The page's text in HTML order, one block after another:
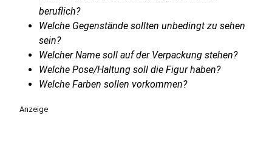
beruflich?
Welche Gegenstände sollten unbedingt zu sehen
sein?
Welcher Name soll auf der Verpackung stehen?
Welche Pose/Haltung soll die Figur haben?
Welche Farben sollen vorkommen?
Anzeige